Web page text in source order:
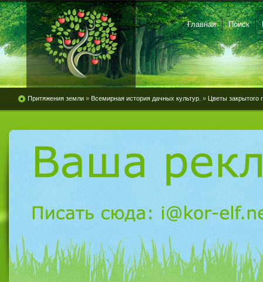
Главная Поиск
Притяжения земли » Всемирная история дачных культур. » Цветы закрытого